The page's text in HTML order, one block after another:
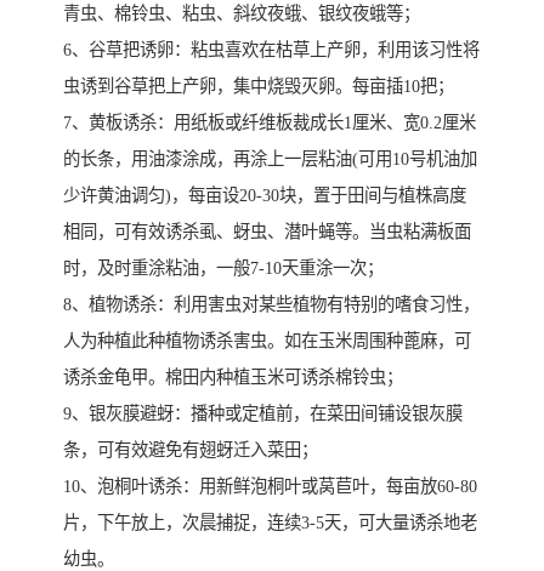
青虫、棉铃虫、粘虫、斜纹夜蛾、银纹夜蛾等；
6、谷草把诱卵：粘虫喜欢在枯草上产卵，利用该习性将
虫诱到谷草把上产卵，集中烧毁灭卵。每亩插10把；
7、黄板诱杀：用纸板或纤维板裁成长1厘米、宽0.2厘米
的长条，用油漆涂成，再涂上一层粘油(可用10号机油加
少许黄油调匀)，每亩设20-30块，置于田间与植株高度
相同，可有效诱杀虱、蚜虫、潜叶蝇等。当虫粘满板面
时，及时重涂粘油，一般7-10天重涂一次；
8、植物诱杀：利用害虫对某些植物有特别的嗜食习性，
人为种植此种植物诱杀害虫。如在玉米周围种蓖麻，可
诱杀金龟甲。棉田内种植玉米可诱杀棉铃虫；
9、银灰膜避蚜：播种或定植前，在菜田间铺设银灰膜
条，可有效避免有翅蚜迁入菜田；
10、泡桐叶诱杀：用新鲜泡桐叶或莴苣叶，每亩放60-80
片，下午放上，次晨捕捉，连续3-5天，可大量诱杀地老
幼虫。